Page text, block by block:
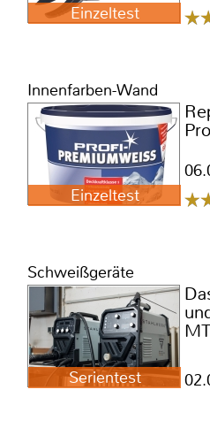
Einzeltest
Innenfarben-Wand
Einzeltest
Schweißgeräte
Serientest